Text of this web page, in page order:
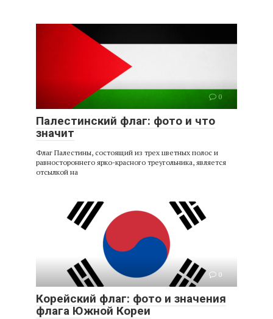
0
Палестинский флаг: фото и что
значит
Флаг Палестины, состоящий из трех цветных полос и
равностороннего ярко-красного треугольника, является
отсылкой на
0
Корейский флаг: фото и значения
флага Южной Кореи